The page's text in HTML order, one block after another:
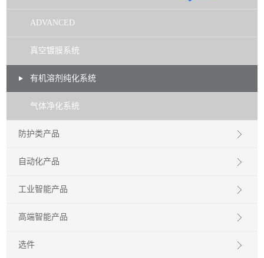
ADVANCED
真空镀膜系统
有机溶剂纯化系统
气体净化系统
防护类产品
自动化产品
工业智能产品
高端智能产品
选件